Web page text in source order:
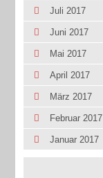
Juli 2017
Juni 2017
Mai 2017
April 2017
März 2017
Februar 2017
Januar 2017